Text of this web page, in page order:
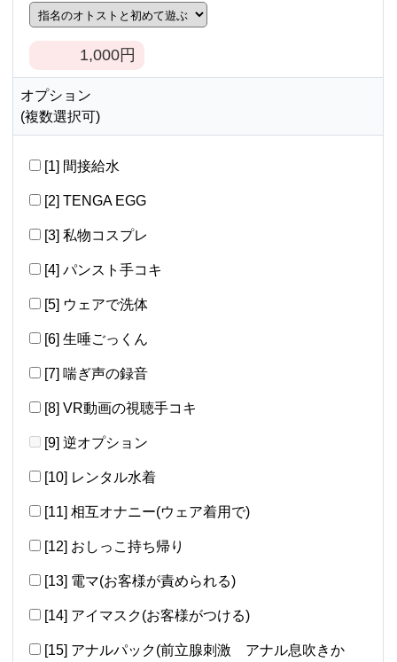
1,000円
オプション
(複数選択可)
[1] 間接給水
[2] TENGA EGG
[3] 私物コスプレ
[4] パンスト手コキ
[5] ウェアで洗体
[6] 生唾ごっくん
[7] 喘ぎ声の録音
[8] VR動画の視聴手コキ
[9] 逆オプション
[10] レンタル水着
[11] 相互オナニー(ウェア着用で)
[12] おしっこ持ち帰り
[13] 電マ(お客様が責められる)
[14] アイマスク(お客様がつける)
[15] アナルパック(前立腺刺激 アナル息吹きか